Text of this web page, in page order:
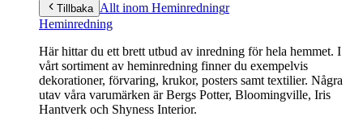
Tillbaka Allt inom Heminredningr
Heminredning
Här hittar du ett brett utbud av inredning för hela hemmet. I
vårt sortiment av heminredning finner du exempelvis
dekorationer, förvaring, krukor, posters samt textilier. Några
utav våra varumärken är Bergs Potter, Bloomingville, Iris
Hantverk och Shyness Interior.